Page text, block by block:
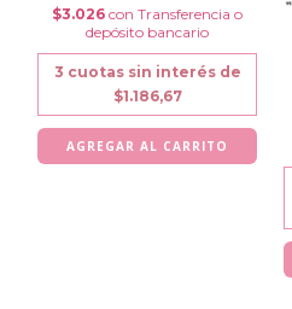
$3.026 con Transferencia o
depósito bancario
3 cuotas sin interés de
$1.186,67